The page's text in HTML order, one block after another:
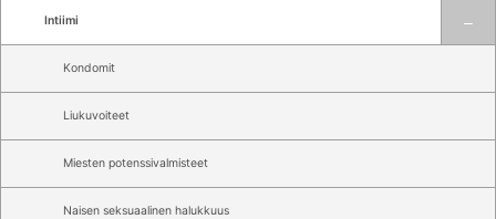
Intiimi
Kondomit
Liukuvoiteet
Miesten potenssivalmisteet
Naisen seksuaalinen halukkuus